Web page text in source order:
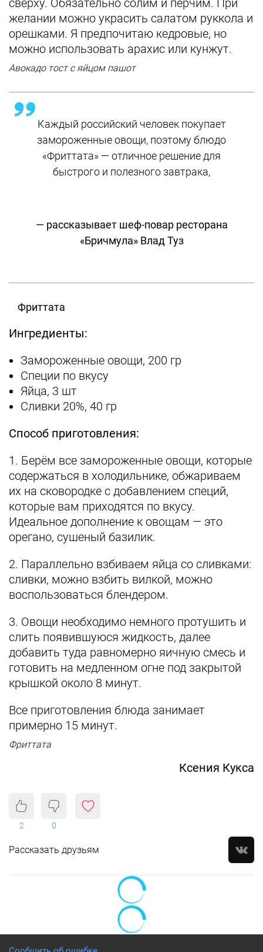
сверху. Обязательно солим и перчим. При
желании можно украсить салатом руккола и
орешками. Я предпочитаю кедровые, но
можно использовать арахис или кунжут.
Авокадо тост с яйцом пашот
Каждый российский человек покупает
замороженные овощи, поэтому блюдо
«Фриттата» — отличное решение для
быстрого и полезного завтрака,
— рассказывает шеф-повар ресторана
«Бричмула» Влад Туз
Фриттата
Ингредиенты:
Замороженные овощи, 200 гр
Специи по вкусу
Яйца, 3 шт
Сливки 20%, 40 гр
Способ приготовления:
1. Берём все замороженные овощи, которые
содержаться в холодильнике, обжариваем
их на сковородке с добавлением специй,
которые вам приходятся по вкусу.
Идеальное дополнение к овощам — это
орегано, сушеный базилик.
2. Параллельно взбиваем яйца со сливками:
сливки, можно взбить вилкой, можно
воспользоваться блендером.
3. Овощи необходимо немного протушить и
слить появившуюся жидкость, далее
добавить туда равномерно яичную смесь и
готовить на медленном огне под закрытой
крышкой около 8 минут.
Все приготовления блюда занимает
примерно 15 минут.
Фриттата
Ксения Кукса
2 0
Рассказать друзьям